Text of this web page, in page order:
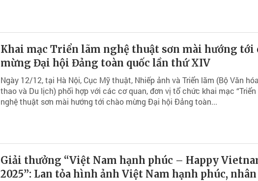
Khai mạc Triển lãm nghệ thuật sơn mài hướng tới
mừng Đại hội Đảng toàn quốc lần thứ XIV
Ngày 12/12, tại Hà Nội, Cục Mỹ thuật, Nhiếp ảnh và Triển lãm (Bộ Văn
thao và Du lịch) phối hợp với các cơ quan, đơn vị tổ chức khai mạc “Triển
nghệ thuật sơn mài hướng tới chào mừng Đại hội Đảng toàn...
Giải thưởng “Việt Nam hạnh phúc – Happy
2025”: Lan tỏa hình ảnh Việt Nam hạnh phúc,